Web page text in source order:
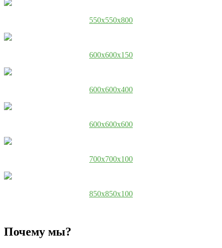
550x550x800
600x600x150
600x600x400
600x600x600
700x700x100
850x850x100
Почему мы?